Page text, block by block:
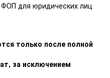
для юридических лиц
только после полной
за исключением